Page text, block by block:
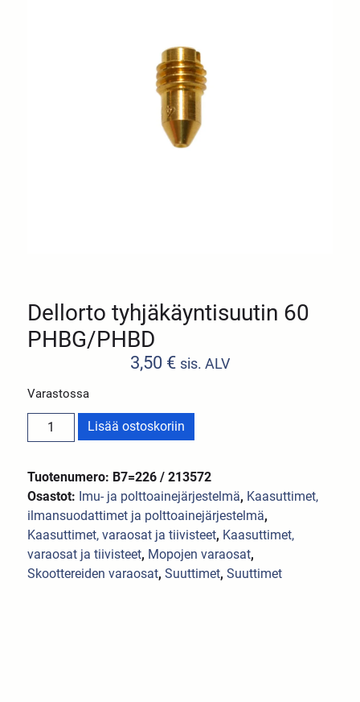
Dellorto tyhjäkäyntisuutin 60
PHBG/PHBD
3,50 € sis. ALV
Varastossa
Lisää ostoskoriin
Tuotenumero: B7=226 / 213572
Osastot: Imu- ja polttoainejärjestelmä, Kaasuttimet,
ilmansuodattimet ja polttoainejärjestelmä,
Kaasuttimet, varaosat ja tiivisteet, Kaasuttimet,
varaosat ja tiivisteet, Mopojen varaosat,
Skoottereiden varaosat,Suuttimet,Suuttimet